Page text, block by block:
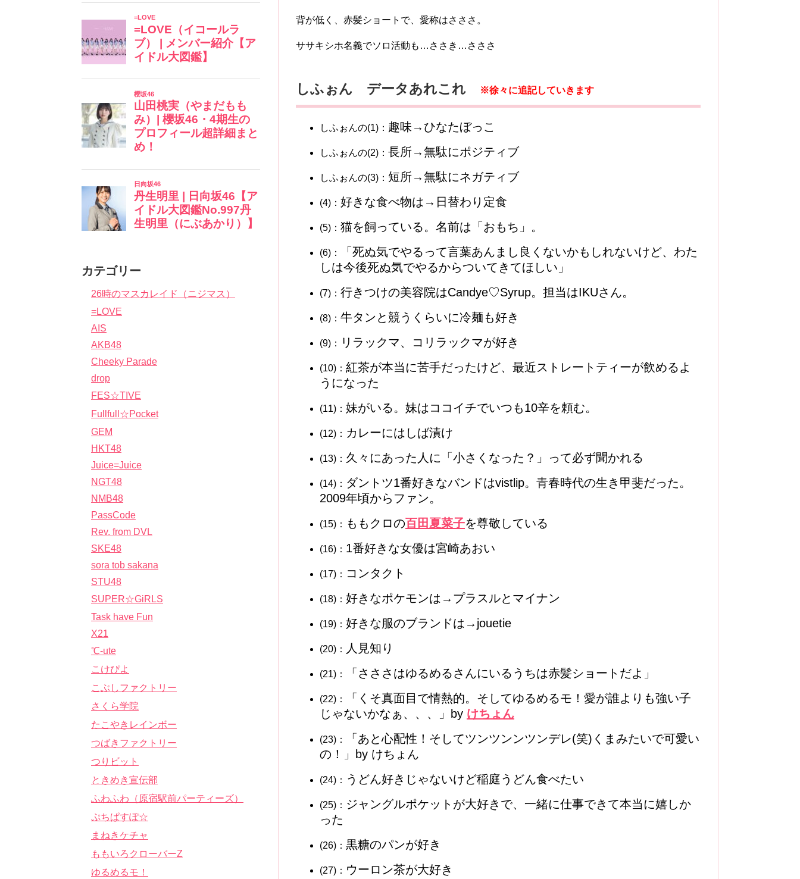
背が低く、赤髪ショートで、愛称はさささ。
ササキシホ名義でソロ活動も…ささき…さささ
しふぉん データあれこれ ※徐々に追記していきます
しふぉんの(1)： 趣味→ひなたぼっこ
しふぉんの(2)： 長所→無駄にポジティブ
しふぉんの(3)： 短所→無駄にネガティブ
(4)： 好きな食べ物は→日替わり定食
(5)： 猫を飼っている。名前は「おもち」。
(6)：
「死ぬ気でやるって言葉あんまし良くないかもしれないけど、わた
しは今後死ぬ気でやるからついてきてほしい」
(7)： 行きつけの美容院はCandye♡Syrup。担当はIKUさん。
(8)： 牛タンと競うくらいに冷麺も好き
(9)： リラックマ、コリラックマが好き
(10)： 紅茶が本当に苦手だったけど、最近ストレートティーが飲めるよ
うになった
(11)： 妹がいる。妹はココイチでいつも10辛を頼む。
(12)： カレーにはしば漬け
(13)： 久々にあった人に「小さくなった？」って必ず聞かれる
(14)： ダントツ1番好きなバンドはvistlip。青春時代の生き甲斐だった。
2009年頃からファン。
(15)： ももクロの百田夏菜子を尊敬している
(16)： 1番好きな女優は宮崎あおい
(17)： コンタクト
(18)： 好きなポケモンは→プラスルとマイナン
(19)： 好きな服のブランドは→jouetie
(20)： 人見知り
(21)： 「さささはゆるめるさんにいるうちは赤髪ショートだよ」
(22)：
「くそ真面目で情熱的。そしてゆるめるモ！愛が誰よりも強い子
じゃないかなぁ、、、」by けちょん
(23)：
「あと心配性！そしてツンツンンツンデレ(笑)くまみたいで可愛い
の！」by けちょん
(24)： うどん好きじゃないけど稲庭うどん食べたい
(25)： ジャングルポケットが大好きで、一緒に仕事できて本当に嬉しか
った
(26)： 黒糖のパンが好き
(27)： ウーロン茶が大好き
カテゴリー
26時のマスカレイド（ニジマス）
=LOVE
AIS
AKB48
Cheeky Parade
drop
FES☆TIVE
Fullfull☆Pocket
GEM
HKT48
Juice=Juice
NGT48
NMB48
PassCode
Rev. from DVL
SKE48
sora tob sakana
STU48
SUPER☆GiRLS
Task have Fun
X21
℃-ute
こけぴよ
こぶしファクトリー
さくら学院
たこやきレインボー
つばきファクトリー
つりビット
ときめき宣伝部
ふわふわ（原宿駅前パーティーズ）
ぷちぱすぽ☆
まねきケチャ
ももいろクローバーZ
ゆるめるモ！